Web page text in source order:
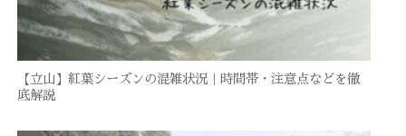
【立山】紅葉シーズンの混雑状況｜時間帯・注意点などを徹
底解説